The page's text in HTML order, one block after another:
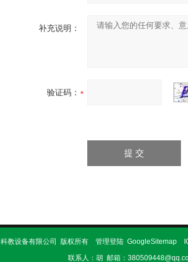
补充说明：
验证码：
教设备有限公司 版权所有 管理登陆 GoogleSitemap
联系人：胡 邮箱：